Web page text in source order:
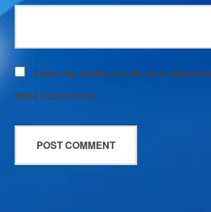
Save my name, email, and
time I comment.